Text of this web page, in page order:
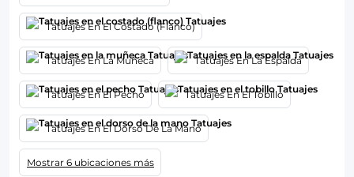
Tatuajes En El Costado (Flanco)
Tatuajes En La Muñeca Tatuajes En La Espalda
Tatuajes En El Pecho Tatuajes En El Tobillo
Tatuajes En El Dorso De La Mano
Mostrar 6 ubicaciones más